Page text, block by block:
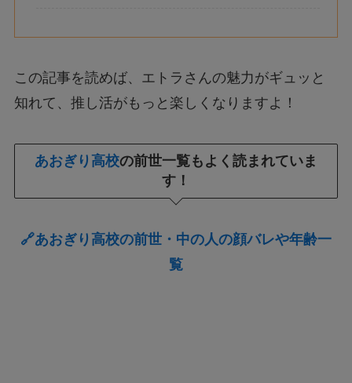
この記事を読めば、エトラさんの魅力がギュッと
知れて、推し活がもっと楽しくなりますよ！
あおぎり高校の前世一覧もよく読まれていま
す！
🔗あおぎり高校の前世・中の人の顔バレや年齢一
覧